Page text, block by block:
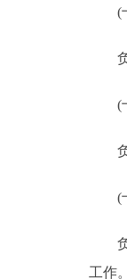
(十
负
(十
负
(十
负
工作。